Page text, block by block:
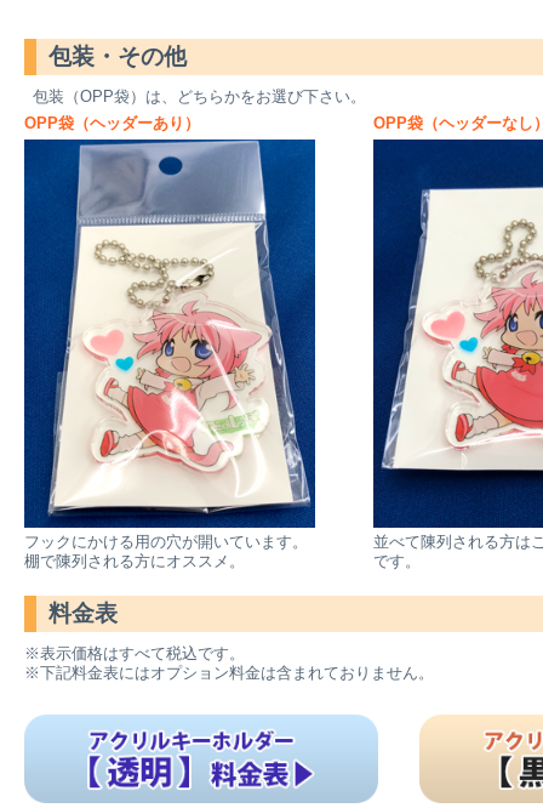
包装・その他
包装（OPP袋）は、どちらかをお選び下さい。
OPP袋（ヘッダーあり）
フックにかける用の穴が開いています。
棚で陳列される方にオススメ。
OPP袋（ヘッダーなし
並べて陳列される方は
です。
料金表
※表示価格はすべて税込です。
※下記料金表にはオプション料金は含まれておりません。